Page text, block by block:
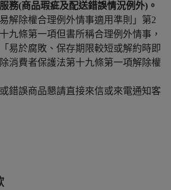
務(商品瑕疵及配送錯誤情況例外)。
解除權合理例外情事適用準則」第2
九條第一項但書所稱合理例外情事，
易於腐敗、保存期限較短或解約時即
消費者保護法第十九條第一項解除權
錯誤商品懇請直接來信或來電通知客